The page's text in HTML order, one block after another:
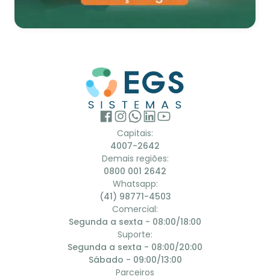
Capitais:
4007-2642
Demais regiões:
0800 001 2642
Whatsapp:
(41) 98771-4503
Comercial:
Segunda a sexta - 08:00/18:00
Suporte:
Segunda a sexta - 08:00/20:00
Sábado - 09:00/13:00
Parceiros